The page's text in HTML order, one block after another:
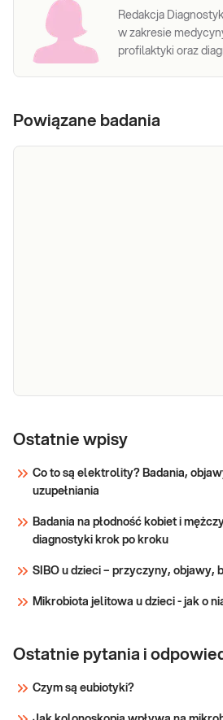
Redakcja
w zakresie
profilaktyki oraz
Powiązane badania
typu I, II, IIIA-D, IVA,
sekwencji kodującej
genów IDUA, IDS,
SGSH, NAGLU,
HGSNAT, GNS,
GUSB, met. NGS
sekwencji
met. NGS.
Ostatnie wpisy
Co to są elektrolity? Badania,
uzupełniania
Badania na płodność kobiet i
diagnostyki krok po kroku
SIBO u dzieci – przyczyny, objawy,
Mikrobiota jelitowa u dzieci - jak o
Ostatnie pytania i
Czym są eubiotyki?